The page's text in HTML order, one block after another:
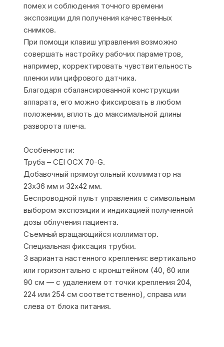
помех и соблюдения точного времени
экспозиции для получения качественных
снимков.
При помощи клавиш управления возможно
совершать настройку рабочих параметров,
например, корректировать чувствительность
пленки или цифрового датчика.
Благодаря сбалансированной конструкции
аппарата, его можно фиксировать в любом
положении, вплоть до максимальной длины
разворота плеча.
Особенности:
Труба – CEI OCX 70-G.
Добавочный прямоугольный коллиматор на
23х36 мм и 32х42 мм.
Беспроводной пульт управления с символьным
выбором экспозиции и индикацией полученной
дозы облучения пациента.
Съемный вращающийся коллиматор.
Специальная фиксация трубки.
3 варианта настенного крепления: вертикально
или горизонтально с кронштейном (40, 60 или
90 см — с удалением от точки крепления 204,
224 или 254 см соответственно), справа или
слева от блока питания.